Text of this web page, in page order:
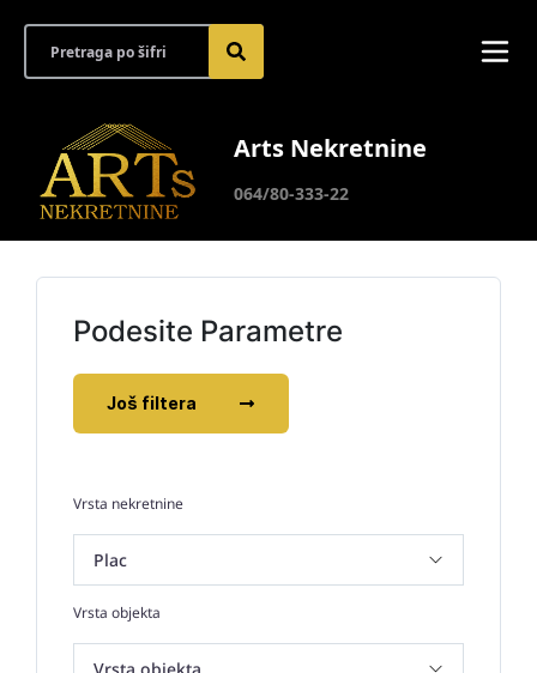
Arts Nekretnine
064/80-333-22
Podesite Parametre
Još filtera
Vrsta nekretnine
Vrsta objekta